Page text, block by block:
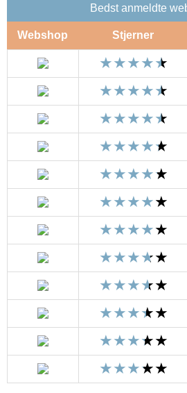
Bedst anmeldte
Webshop Stjerner